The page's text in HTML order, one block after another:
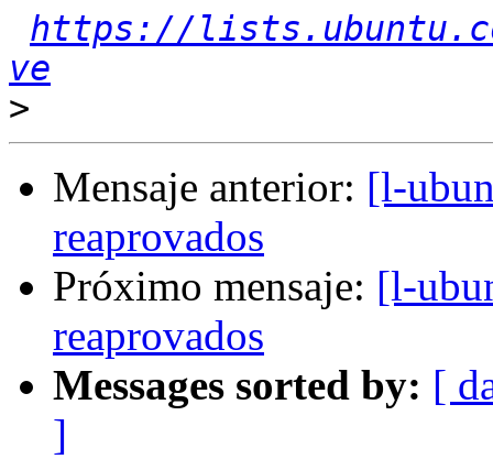
https://
ve
>
Mensaje anterior: [l-
reaprovados
Próximo mensaje: [l-
reaprovados
Messages sorted by: [
]